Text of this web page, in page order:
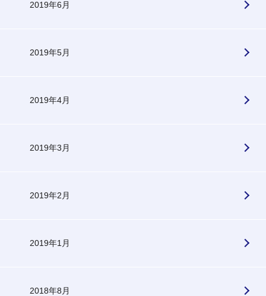
2019年6月
2019年5月
2019年4月
2019年3月
2019年2月
2019年1月
2018年8月